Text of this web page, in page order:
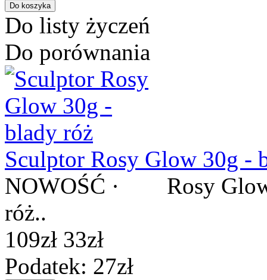
Do listy życzeń
Do porównania
Sculptor Rosy Glow 30g -
NOWOŚĆ · Rosy Glow
róż..
109zł 33zł
Podatek: 27zł